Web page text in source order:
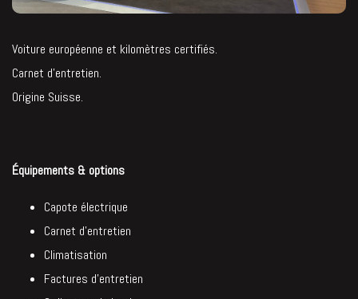
Voiture européenne et kilomètres certifiés.
Carnet d’entretien.
Origine Suisse.
Équipements & options
Capote électrique
Carnet d’entretien
Climatisation
Factures d’entretien